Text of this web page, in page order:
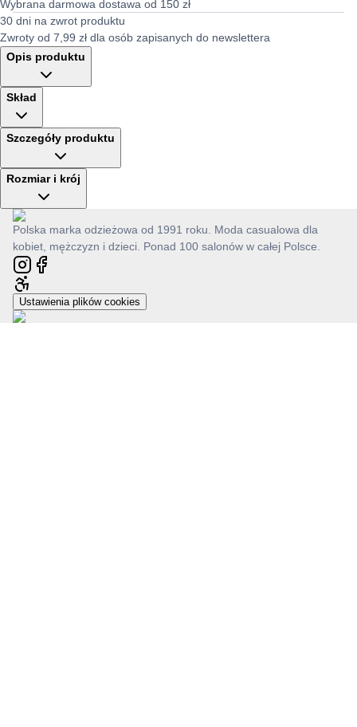
Wybrana darmowa dostawa od 150 zł
30 dni na zwrot produktu
Zwroty od 7,99 zł dla osób zapisanych do newslettera
Opis produktu
Skład
Szczegóły produktu
Rozmiar i krój
Polska marka odzieżowa od 1991 roku. Moda casualowa dla
kobiet, mężczyzn i dzieci. Ponad 100 salonów w całej Polsce.
Ustawienia plików cookies